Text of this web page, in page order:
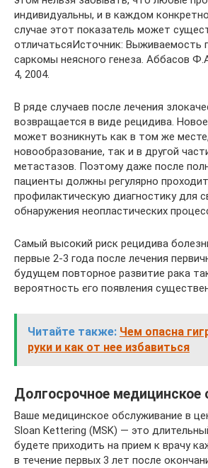
индивидуальны, и в каждом
случае этот показатель может
отличатьсяИсточник: Выживаемость
саркомы неясного генеза. Аббасов
4, 2004.
В ряде случаев после лечения
возвращается в виде рецидива.
может возникнуть как в том же
новообразование, так и в другой
метастазов. Поэтому даже после
пациенты должны регулярно
профилактическую диагностику для
обнаружения неопластических
Самый высокий риск рецидива
первые 2-3 года после лечения
будущем повторное развитие рака
вероятность его появления
Читайте также: Чем опасна
руки и как от нее избавиться
Долгосрочное медицинское
Ваше медицинское обслуживание в
Sloan Kettering (MSK) — это
будете приходить на прием к врачу
в течение первых 3 лет после